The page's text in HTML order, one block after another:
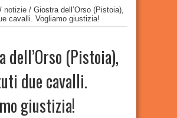
/ notizie / Giostra dell’Orso (Pistoia),
cavalli. Vogliamo giustizia!
dell’Orso (Pistoia),
due cavalli.
giustizia!